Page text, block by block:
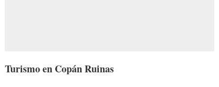
Turismo en Copán Ruinas